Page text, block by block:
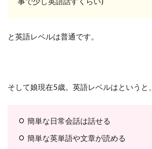
と英語レベルは普通です。
そして娘現在5歳。英語レベルはというと、
簡単な日常会話は話せる
簡単な英単語や文章が読める